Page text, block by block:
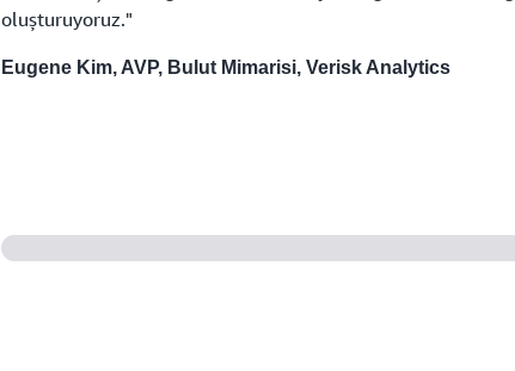
oluşturuyoruz."
Eugene Kim, AVP, Bulut Mimarisi, Verisk Analytics